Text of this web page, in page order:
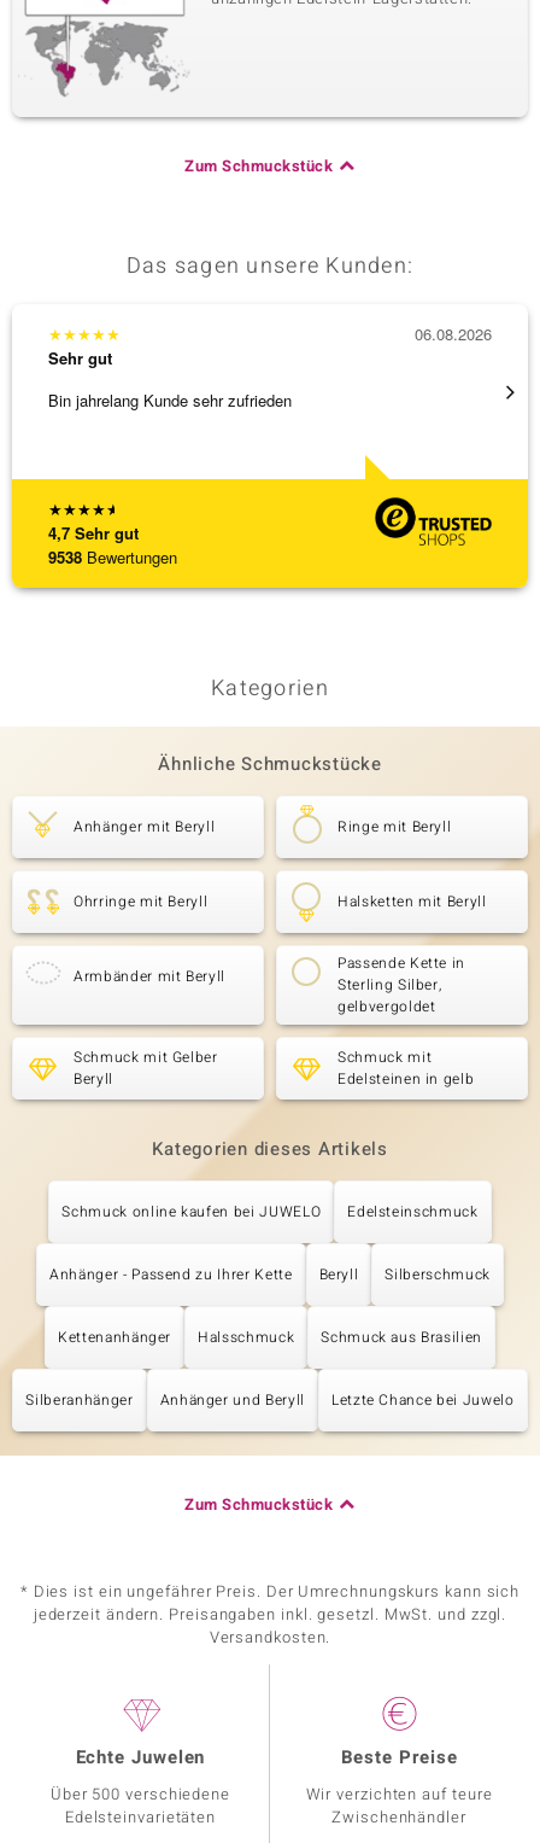
Zum Schmuckstück
Das sagen unsere Kunden:
★★★★★
4,7 Sehr gut
9538 Bewertungen
★★★★★
Sehr gut
Bin jahrelang Kunde sehr zufrieden
06.08.2026
Kategorien
Ähnliche Schmuckstücke
Anhänger mit Beryll Ringe mit Beryll
Ohrringe mit Beryll Halsketten mit Beryll
Armbänder mit Beryll
Passende Kette in
Sterling Silber,
gelbvergoldet
Schmuck mit Gelber
Beryll
Schmuck mit
Edelsteinen in gelb
Kategorien dieses Artikels
Schmuck online kaufen bei JUWELO Edelsteinschmuck
Anhänger - Passend zu Ihrer Kette Beryll Silberschmuck
Kettenanhänger Halsschmuck Schmuck aus Brasilien
Silberanhänger Anhänger und Beryll Letzte Chance bei Juwelo
Zum Schmuckstück
* Dies ist ein ungefährer Preis. Der Umrechnungskurs kann sich
jederzeit ändern. Preisangaben inkl. gesetzl. MwSt. und zzgl.
Versandkosten.
Echte Juwelen
Über 500 verschiedene
Edelsteinvarietäten
Beste Preise
Wir verzichten auf teure
Zwischenhändler